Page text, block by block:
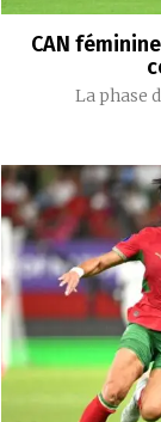
CAN
La phase